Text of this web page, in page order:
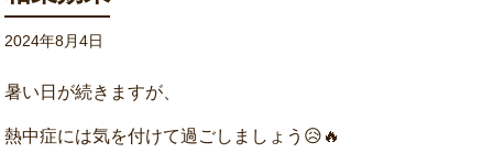
2024年8月4日
暑い日が続きますが、
熱中症には気を付けて過ごしましょう😥🔥